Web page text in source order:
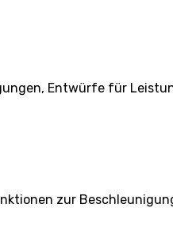
Entwürfe für
zur